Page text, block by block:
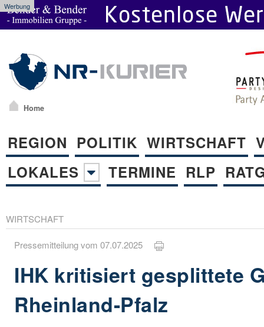
Werbung
Home
REGION POLITIK WIRTSCHAFT
LOKALES
TERMINE RLP
WIRTSCHAFT
Pressemitteilung vom 07.07.2025
IHK kritisiert gesplittete
Rheinland-Pfalz